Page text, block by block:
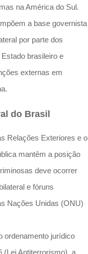
na América do Sul.
a base governista
por parte dos
brasileiro e
externas em
do Brasil
Relações Exteriores e o
mantêm a posição
deve ocorrer
e fóruns
Nações Unidas (ONU)
ordenamento jurídico
(Lei Antiterrorismo), a